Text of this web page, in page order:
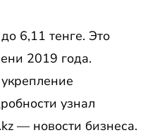
6,11 тенге. Это
2019 года.
узнал
— новости бизнеса.